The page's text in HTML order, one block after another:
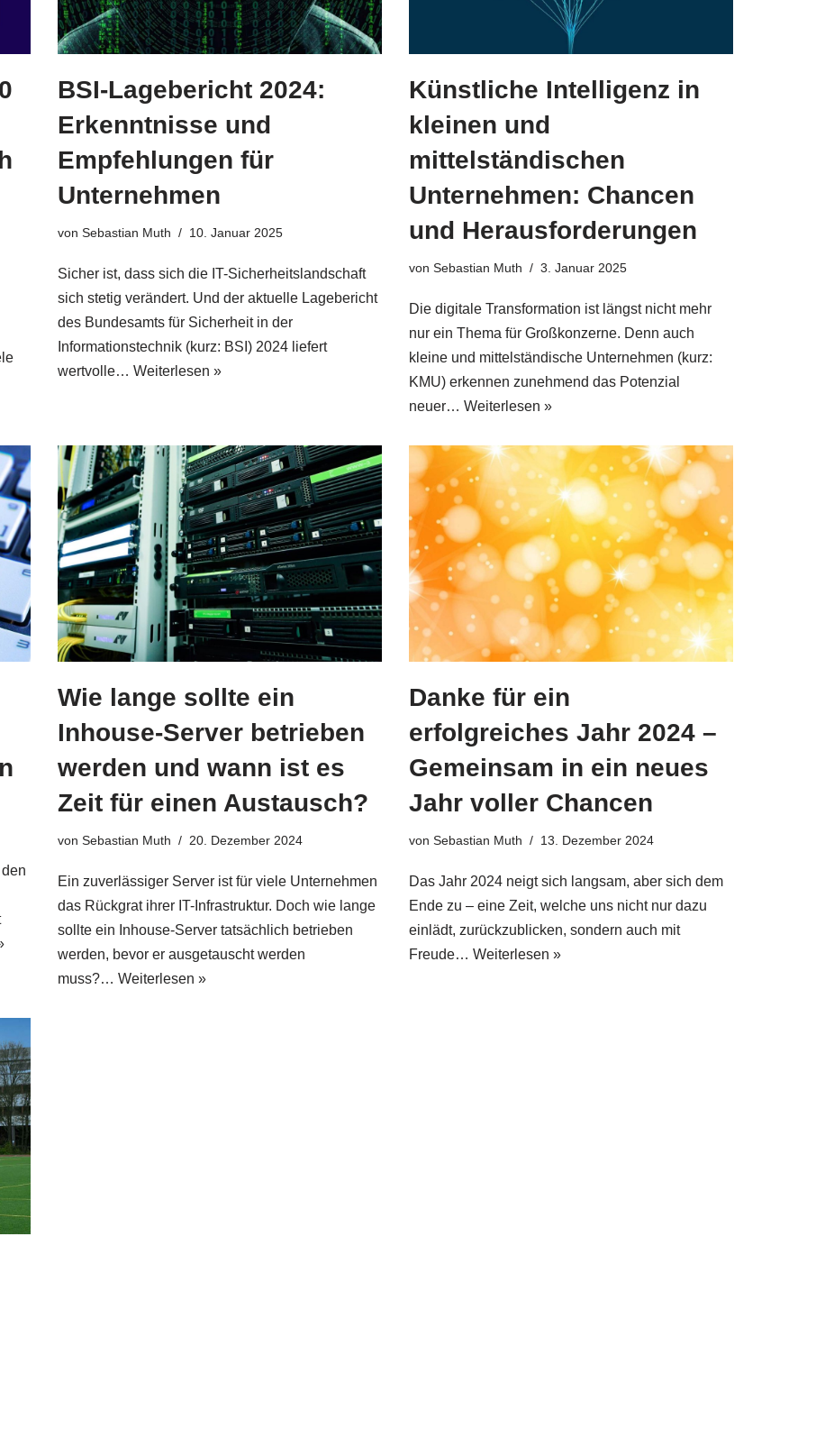
BSI-Lagebericht 2024:
Erkenntnisse und
Empfehlungen für
Unternehmen
von Sebastian Muth 10. Januar 2025
Sicher ist, dass sich die IT-Sicherheitslandschaft
sich stetig verändert. Und der aktuelle Lagebericht
des Bundesamts für Sicherheit in der
Informationstechnik (kurz: BSI) 2024 liefert
wertvolle… Weiterlesen »
Künstliche Intelligenz in
kleinen und
mittelständischen
Unternehmen: Chancen
und Herausforderungen
von Sebastian Muth 3. Januar 2025
Die digitale Transformation ist längst nicht mehr
nur ein Thema für Großkonzerne. Denn auch
kleine und mittelständische Unternehmen (kurz:
KMU) erkennen zunehmend das Potenzial
neuer… Weiterlesen »
Wie lange sollte ein
Inhouse-Server betrieben
werden und wann ist es
Zeit für einen Austausch?
von Sebastian Muth 20. Dezember 2024
Ein zuverlässiger Server ist für viele Unternehmen
das Rückgrat ihrer IT-Infrastruktur. Doch wie lange
sollte ein Inhouse-Server tatsächlich betrieben
werden, bevor er ausgetauscht werden
muss?… Weiterlesen »
Danke für ein
erfolgreiches Jahr 2024 –
Gemeinsam in ein neues
Jahr voller Chancen
von Sebastian Muth 13. Dezember 2024
Das Jahr 2024 neigt sich langsam, aber sich dem
Ende zu – eine Zeit, welche uns nicht nur dazu
einlädt, zurückzublicken, sondern auch mit
Freude… Weiterlesen »